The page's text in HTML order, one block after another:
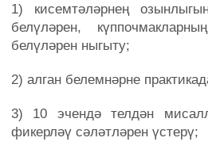
1) кисемтәләрнең
белүләрен,
белүләрен ныгыту;
2) алган белемнәрне
3) 10 эчендә телдән
фикерләү сәләтләрен үстерү;